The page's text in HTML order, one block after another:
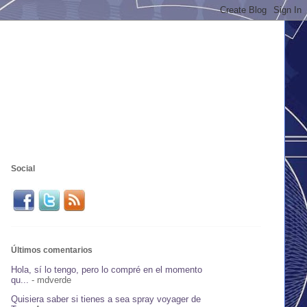
Social
Últimos comentarios
Hola, sí lo tengo, pero lo compré en el momento
qu...
- mdverde
Quisiera saber si tienes a sea spray voyager de